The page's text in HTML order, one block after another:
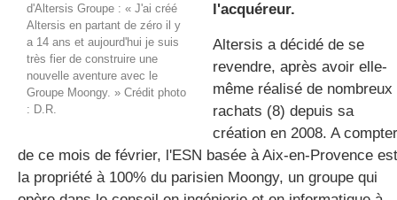
d'Altersis Groupe : « J'ai créé
Altersis en partant de zéro il y
a 14 ans et aujourd'hui je suis
très fier de construire une
nouvelle aventure avec le
Groupe Moongy. » Crédit photo
: D.R.
l'acquéreur.
Altersis a décidé de se
revendre, après avoir elle-
même réalisé de nombreux
rachats (8) depuis sa
création en 2008. A compter
de ce mois de février, l'ESN basée à Aix-en-Provence est
la propriété à 100% du parisien Moongy, un groupe qui